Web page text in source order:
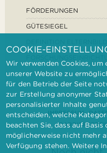
FÖRDERUNGEN
GÜTESIEGEL
IMPRESSUM
COOKIE-
Wir verwenden Cookies, um
unserer Website zu
für den Betrieb der Seite
zur Erstellung anonymer
personalisierter Inhalte
entscheiden, welche
beachten Sie, dass auf
möglicherweise nicht mehr
Verfügung stehen. Weitere